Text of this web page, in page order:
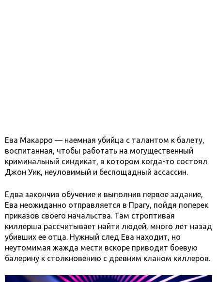
Ева Макарро — наемная убийца с талантом к балету,
воспитанная, чтобы работать на могущественный
криминальный синдикат, в котором когда-то состоял
Джон Уик, неуловимый и беспощадный ассассин.
Едва закончив обучение и выполнив первое задание,
Ева неожиданно отправляется в Прагу, пойдя поперек
приказов своего начальства. Там строптивая
киллерша рассчитывает найти людей, много лет назад
убивших ее отца. Нужный след Ева находит, но
неутомимая жажда мести вскоре приводит боевую
балерину к столкновению с древним кланом киллеров.